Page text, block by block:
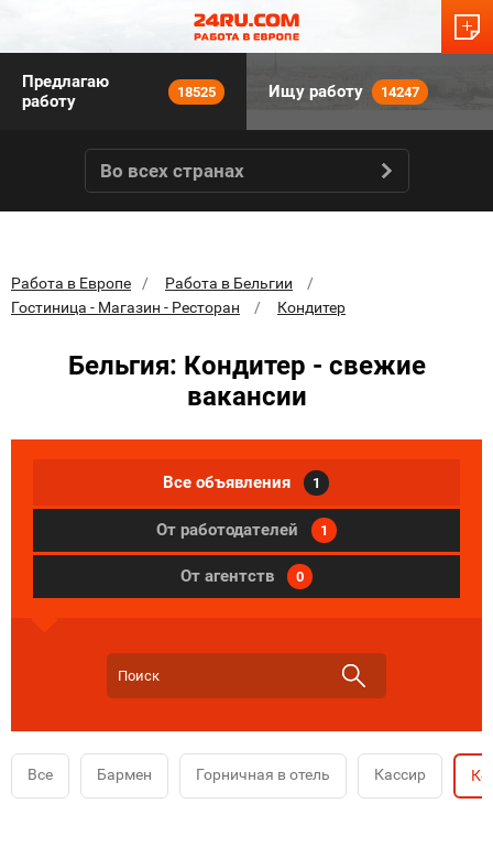
Предлагаю
работу
18525 Ищу работу 14247
Во всех странах
Работа в Европе
Работа в Бельгии
Гостиница - Магазин - Ресторан
Кондитер
Бельгия: Кондитер - свежие
вакансии
Все объявления 1
От работодателей 1
От агентств 0
Все Бармен Горничная в отель Кассир